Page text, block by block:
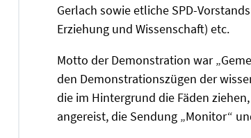
Gerlach sowie etliche SPD-
Erziehung und Wissenschaft) etc.
Motto der Demonstration war
den Demonstrationszügen der
die im Hintergrund die Fäden
angereist, die Sendung „Monitor“